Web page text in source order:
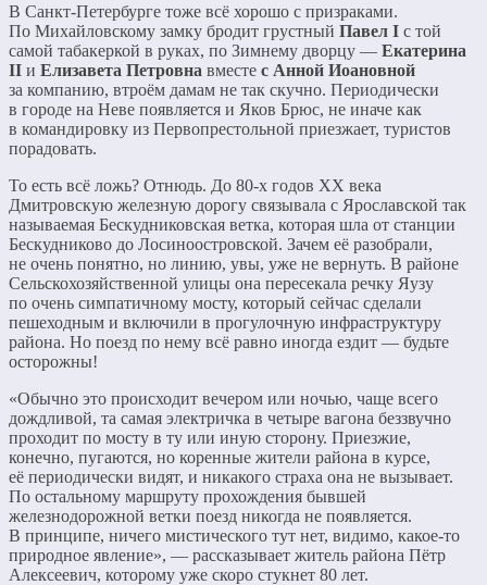
В Санкт-Петербурге тоже всё хорошо с призраками.
По Михайловскому замку бродит грустный Павел I с той
самой табакеркой в руках, по Зимнему дворцу — Екатерина
II и Елизавета Петровна вместе с Анной Иоановной
за компанию, втроём дамам не так скучно. Периодически
в городе на Неве появляется и Яков Брюс, не иначе как
в командировку из Первопрестольной приезжает, туристов
порадовать.
То есть всё ложь? Отнюдь. До 80-х годов ХХ века
Дмитровскую железную дорогу связывала с Ярославской так
называемая Бескудниковская ветка, которая шла от станции
Бескудниково до Лосиноостровской. Зачем её разобрали,
не очень понятно, но линию, увы, уже не вернуть. В районе
Сельскохозяйственной улицы она пересекала речку Яузу
по очень симпатичному мосту, который сейчас сделали
пешеходным и включили в прогулочную инфраструктуру
района. Но поезд по нему всё равно иногда ездит — будьте
осторожны!
«Обычно это происходит вечером или ночью, чаще всего
дождливой, та самая электричка в четыре вагона беззвучно
проходит по мосту в ту или иную сторону. Приезжие,
конечно, пугаются, но коренные жители района в курсе,
её периодически видят, и никакого страха она не вызывает.
По остальному маршруту прохождения бывшей
железнодорожной ветки поезд никогда не появляется.
В принципе, ничего мистического тут нет, видимо, какое-то
природное явление», — рассказывает житель района Пётр
Алексеевич, которому уже скоро стукнет 80 лет.